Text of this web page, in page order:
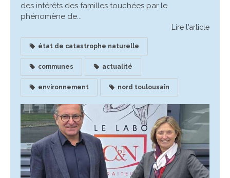
des intérêts des familles touchées par le
phénomène de...
Lire l'article
état de catastrophe naturelle
communes actualité
environnement nord toulousain